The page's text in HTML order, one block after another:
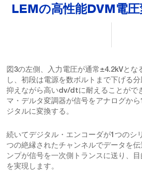
LEMの高性能DVM電
図3の左側、入力電圧が通常±4.2kVとな
し、初段は電源を数ボルトまで下げる
抑えながら高いdv/dtに耐えることがで
マ・デルタ変調器が信号をアナログか
ジタルに変換する。
続いてデジタル・エンコーダが1つのシ
つの絶縁されたチャンネルでデータを
ンプが信号を一次側トランスに送り、
を実現します。